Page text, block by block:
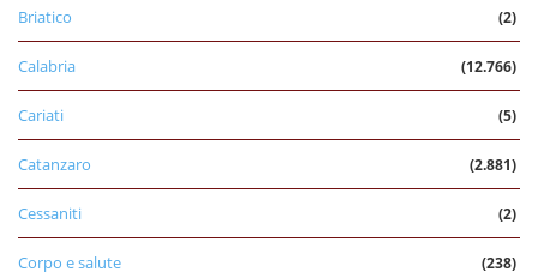
Briatico (2)
Calabria (12.766)
Cariati (5)
Catanzaro (2.881)
Cessaniti (2)
Corpo e salute (238)